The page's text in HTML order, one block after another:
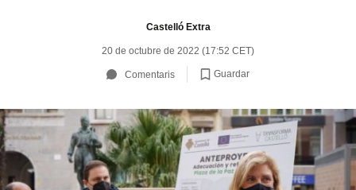
Castelló Extra
20 de octubre de 2022 (17:52 CET)
Comentaris Guardar